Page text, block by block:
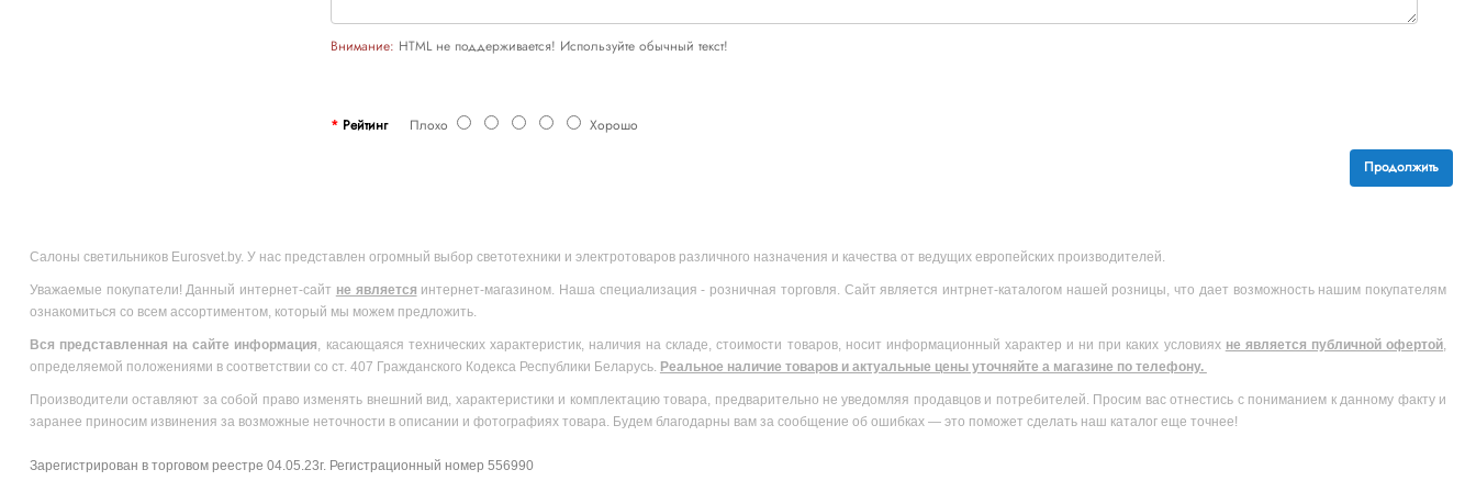
Внимание: HTML не поддерживается! Используйте обычный текст!
РейтингПлохо Хорошо
Продолжить
Салоны светильников Eurosvet.by. У нас представлен огромный выбор светотехники и электротоваров различного назначения и качества от ведущих европейских производителей.
Уважаемые покупатели! Данный интернет-сайт не является интернет-магазином. Наша специализация - розничная торговля. Сайт является интрнет-каталогом нашей розницы, что дает возможность нашим покупателям
ознакомиться со всем ассортиментом, который мы можем предложить.
Вся представленная на сайте информация , касающаяся технических характеристик, наличия на складе, стоимости товаров, носит информационный характер и ни при каких условиях не является публичной офертой
определяемой положениями в соответствии со ст. 407 Гражданского Кодекса Республики Беларусь. Реальное наличие товаров и актуальные цены уточняйте а магазине по телефону.
Производители оставляют за собой право изменять внешний вид, характеристики и комплектацию товара, предварительно не уведомляя продавцов и потребителей. Просим вас отнестись с пониманием к данному факту и
заранее приносим извинения за возможные неточности в описании и фотографиях товара. Будем благодарны вам за сообщение об ошибках — это поможет сделать наш каталог еще точнее!
Зарегистрирован в торговом реестре 04.05.23г. Регистрационный номер 556990